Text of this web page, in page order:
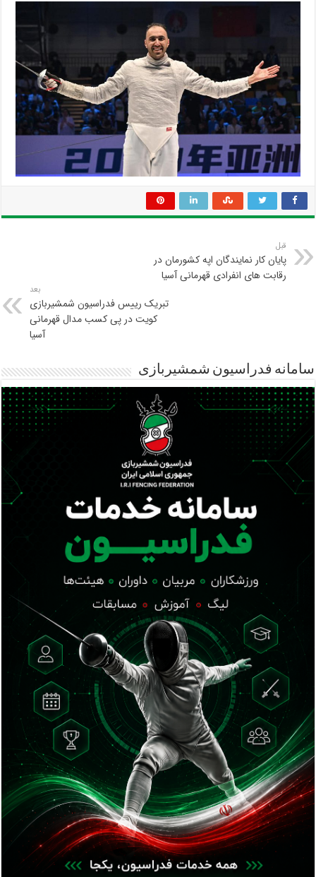
قبل
پایان کار نمایندگان اپه کشورمان در
رقابت های انفرادی قهرمانی آسیا
بعد
تبریک رییس فدراسیون شمشیربازی
کویت در پی کسب مدال قهرمانی
آسیا
سامانه فدراسیون شمشیربازی